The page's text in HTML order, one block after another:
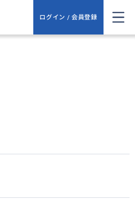
ログイン / 会員登録